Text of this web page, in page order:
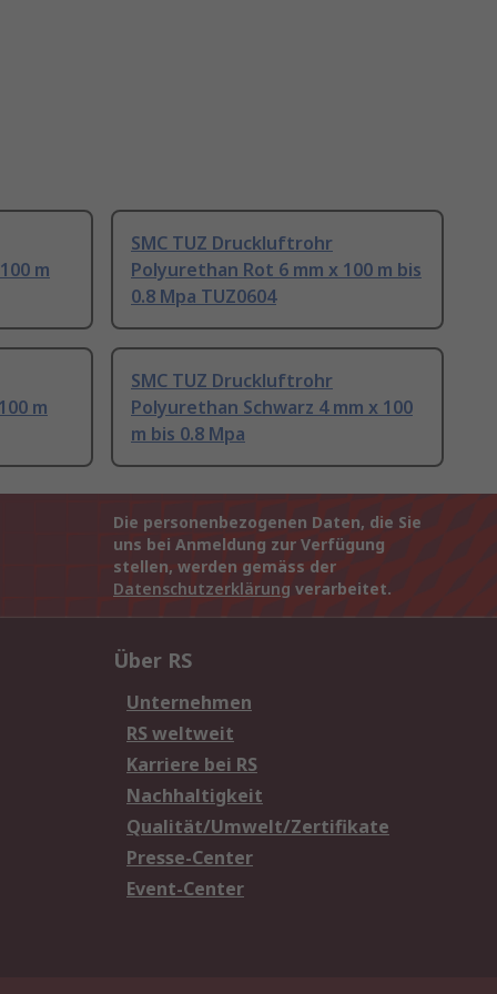
m
SMC TUZ Druckluftrohr
Polyurethan Rot 6 mm x 100 m bis
0.8 Mpa TUZ0604
m
SMC TUZ Druckluftrohr
Polyurethan Schwarz 4 mm x 100
m bis 0.8 Mpa
Die personenbezogenen Daten, die Sie
uns bei Anmeldung zur Verfügung
stellen, werden gemäss der
Datenschutzerklärung verarbeitet.
Über RS
Unternehmen
RS weltweit
Karriere bei RS
Nachhaltigkeit
Qualität/Umwelt/Zertifikate
Presse-Center
Event-Center